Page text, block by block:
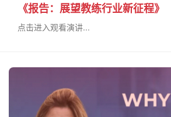
《报告：展望教练行业新征程》
点击进入观看演讲...